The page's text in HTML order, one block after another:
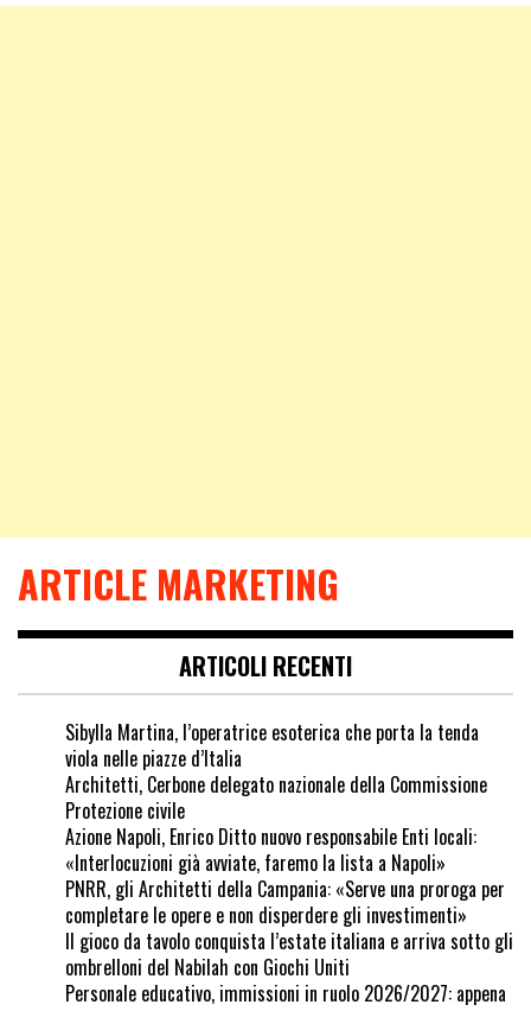
ARTICLE MARKETING
ARTICOLI RECENTI
Sibylla Martina, l’operatrice esoterica che porta la tenda
viola nelle piazze d’Italia
Architetti, Cerbone delegato nazionale della Commissione
Protezione civile
Azione Napoli, Enrico Ditto nuovo responsabile Enti locali:
«Interlocuzioni già avviate, faremo la lista a Napoli»
PNRR, gli Architetti della Campania: «Serve una proroga per
completare le opere e non disperdere gli investimenti»
Il gioco da tavolo conquista l’estate italiana e arriva sotto gli
ombrelloni del Nabilah con Giochi Uniti
Personale educativo, immissioni in ruolo 2026/2027: appena